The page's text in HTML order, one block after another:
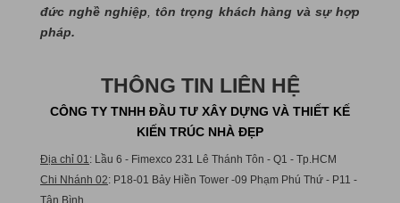
đức nghề nghiệp,tôn trọng khách hàng và sự hợp
pháp.
THÔNG TIN LIÊN HỆ
CÔNG TY TNHH ĐẦU TƯ XÂY DỰNG VÀ THIẾT KẾ
KIẾN TRÚC NHÀ ĐẸP
Địa chỉ 01 : Lầu 6 - Fimexco 231 Lê Thánh Tôn - Q1 - Tp.HCM
Chi Nhánh 02: P18-01 Bảy Hiền Tower -09 Phạm Phú Thứ - P11 -
Tân Bình